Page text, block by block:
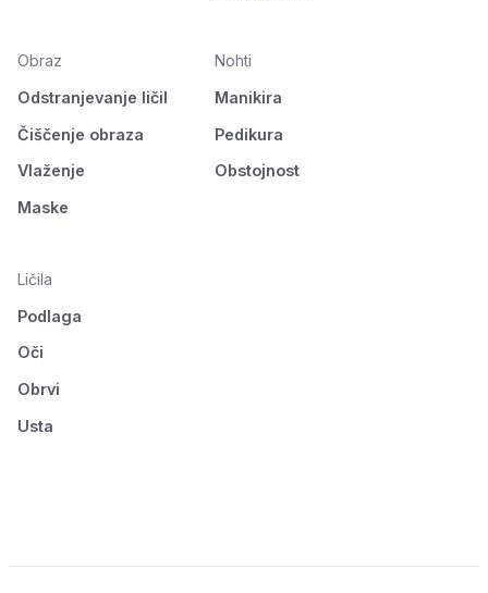
Obraz
Odstranjevanje ličil
Čiščenje obraza
Vlaženje
Maske
Nohti
Manikira
Pedikura
Obstojnost
Ličila
Podlaga
Oči
Obrvi
Usta